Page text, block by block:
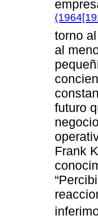
torno
al
futuro
Frank